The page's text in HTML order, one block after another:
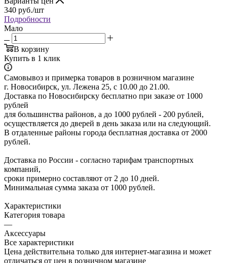
340 руб./шт
Подробности
Мало
В корзину
Купить в 1 клик
Самовывоз и примерка товаров в розничном магазине
г. Новосибирск, ул. Лежена 25, с 10.00 до 21.00.
Доставка по Новосибирску бесплатно при заказе от 1000
рублей
для большинства районов, а до 1000 рублей - 200 рублей,
осуществляется до дверей в день заказа или на следующий.
В отдаленные районы города бесплатная доставка от 2000
рублей.
Доставка по России - согласно тарифам транспортных
компаний,
сроки примерно составляют от 2 до 10 дней.
Минимальная сумма заказа от 1000 рублей.
Характеристики
Категория товара
—
Аксессуары
Все характеристики
Цена действительна только для интернет-магазина и может
отличаться от цен в розничном магазине